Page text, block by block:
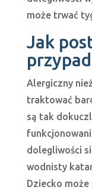
może trwać
Jak
Alergiczny
traktować
są tak
dolegliwości
wodnisty
Dziecko